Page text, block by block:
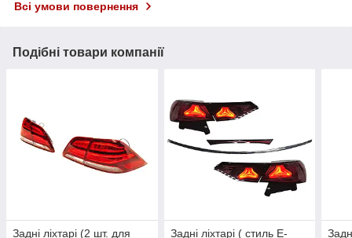
Всі умови повернення
Подібні товари компанії
Задні ліхтарі (2 шт. для
Задні ліхтарі ( стиль E-